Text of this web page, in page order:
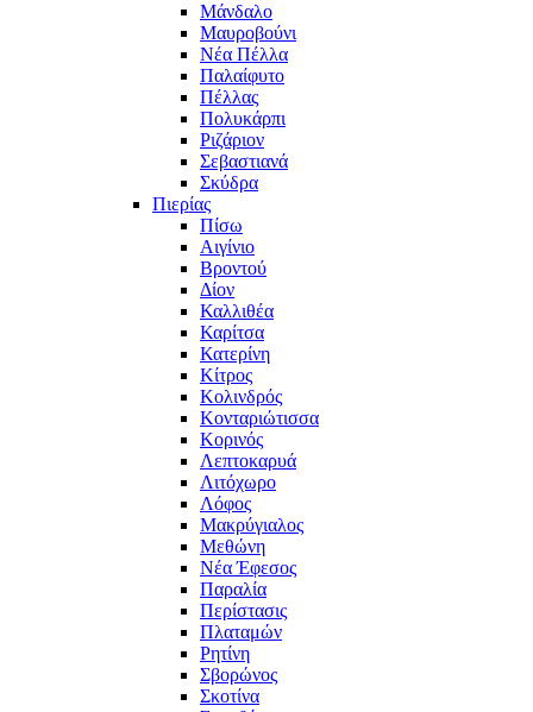
Μάνδαλο
Μαυροβούνι
Νέα Πέλλα
Παλαίφυτο
Πέλλας
Πολυκάρπι
Ριζάριον
Σεβαστιανά
Σκύδρα
Πιερίας
Πίσω
Αιγίνιο
Βροντού
Δίον
Καλλιθέα
Καρίτσα
Κατερίνη
Κίτρος
Κολινδρός
Κονταριώτισσα
Κορινός
Λεπτοκαρυά
Λιτόχωρο
Λόφος
Μακρύγιαλος
Μεθώνη
Νέα Έφεσος
Παραλία
Περίστασις
Πλαταμών
Ρητίνη
Σβορώνος
Σκοτίνα